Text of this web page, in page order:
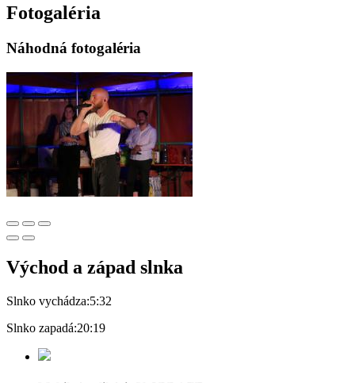
Fotogaléria
Náhodná fotogaléria
Východ a západ slnka
Slnko vychádza:5:32
Slnko zapadá:20:19